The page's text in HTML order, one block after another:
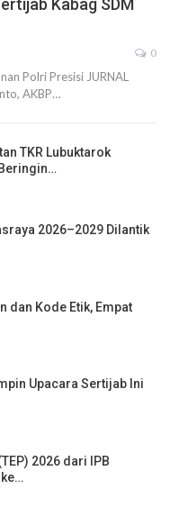
Kabag SDM
0
Polri Presisi JURNAL
AKBP…
TKR Lubuktarok
2026–2029 Dilantik
dan Kode Etik, Empat
Upacara Sertijab Ini
2026 dari IPB